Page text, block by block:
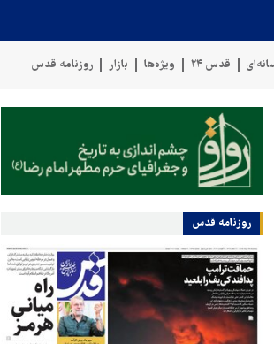
قدس ۲۴ ویژه‌ها بازار روزنامه قدس
دریایی در سواحل عمان
روزنامه قدس